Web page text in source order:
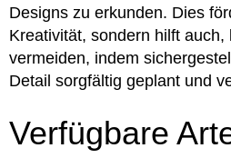
Designs zu erkunden. Dies
Kreativität, sondern hilft
vermeiden, indem
Detail sorgfältig geplant und
Verfügbare